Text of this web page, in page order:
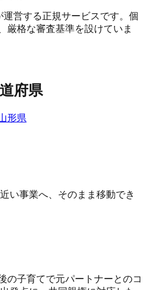
営する正規サービスです。個
厳格な審査基準を設けていま
府県
形県
い事業へ、そのまま移動でき
の子育てで元パートナーとのコ